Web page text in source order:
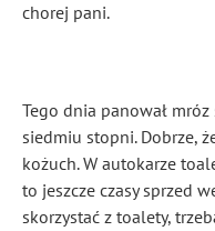
chorej pani.
Tego dnia panował
siedmiu stopni. Dobrze,
kożuch. W autokarze
to jeszcze czasy sprzed
skorzystać z toalety,